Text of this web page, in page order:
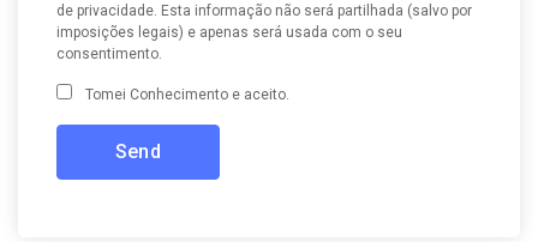
de privacidade . Esta informação não será partilhada (salvo por
imposições legais) e apenas será usada com o seu
consentimento.
Tomei Conhecimento e aceito.